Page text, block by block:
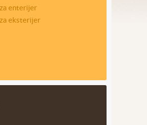
enterijer
eksterijer